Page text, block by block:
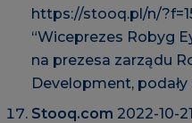
https://stooq.pl/n/
“Wiceprezes Robyg
na prezesa zarządu
Development, podały
Stooq.com 2022-10-